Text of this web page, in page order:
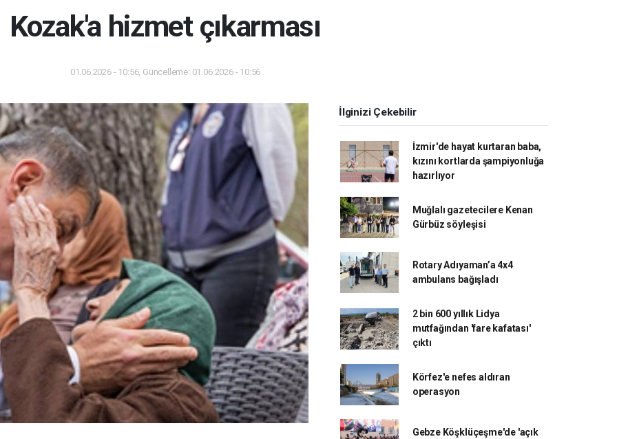
Kozak'a hizmet çıkarması
01.06.2026 - 10:56, Güncelleme: 01.06.2026 - 10:56
İlginizi Çekebilir
İzmir'de hayat kurtaran baba,
kızını kortlarda şampiyonluğa
hazırlıyor
Muğlalı gazetecilere Kenan
Gürbüz söyleşisi
Rotary Adıyaman’a 4x4
ambulans bağışladı
2 bin 600 yıllık Lidya
mutfağından 'fare kafatası'
çıktı
Körfez'e nefes aldıran
operasyon
Gebze Köşklüçeşme'de 'açık